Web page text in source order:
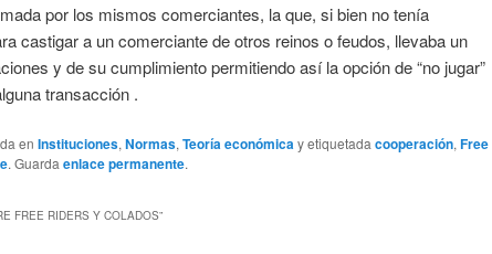
por los mismos comerciantes, la que, si bien no tenía
castigar a un comerciante de otros reinos o feudos, llevaba un
y de su cumplimiento permitiendo así la opción de “no jugar”
transacción .
en Instituciones, Normas, Teoría económicay etiquetada cooperación, Free
. Guarda enlace permanente.
FREE RIDERS Y COLADOS”